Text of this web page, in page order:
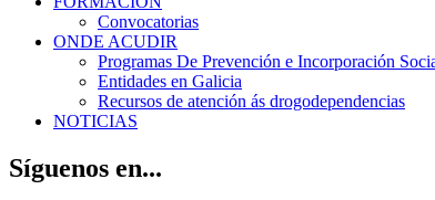
Convocatorias
ONDE ACUDIR
Programas De Prevención e Incorporación
Entidades en Galicia
Recursos de atención ás drogodependencias
NOTICIAS
Síguenos en...